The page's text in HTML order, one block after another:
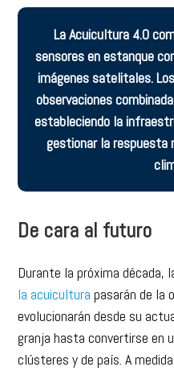
La Acuicultura 4.0
sensores en estanque
imágenes satelitales.
observaciones
estableciendo la
gestionar la respuesta
De cara al futuro
Durante la próxima década,
la acuicultura pasarán de la
evolucionarán desde su
granja hasta convertirse en
clústeres y de país. A